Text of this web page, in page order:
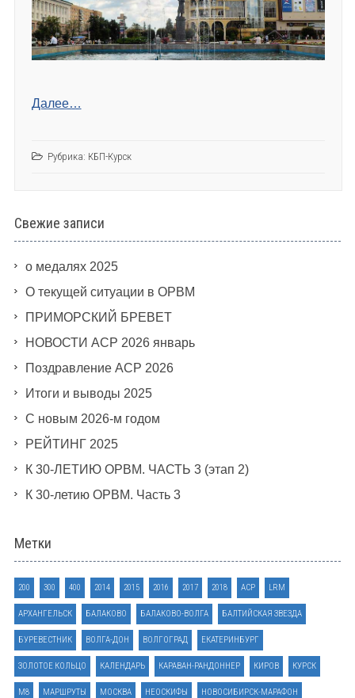
Далее…
Рубрика: КБП-Курск
Свежие записи
о медалях 2025
О текущей ситуации в ОРВМ
ПРИМОРСКИЙ БРЕВЕТ
НОВОСТИ АСР 2026 январь
Поздравление АСР 2026
Итоги и выводы 2025
С новым 2026-м годом
РЕЙТИНГ 2025
К 30-ЛЕТИЮ ОРВМ. ЧАСТЬ 3 (этап 2)
К 30-летию ОРВМ. Часть 3
Метки
200 300 400 2014 2015 2016 2017 2018 ACP LRM
АРХАНГЕЛЬСК БАЛАКОВО БАЛАКОВО-ВОЛГА БАЛТИЙСКАЯ ЗВЕЗДА
БУРЕВЕСТНИК ВОЛГА-ДОН ВОЛГОГРАД ЕКАТЕРИНБУРГ
ЗОЛОТОЕ КОЛЬЦО КАЛЕНДАРЬ КАРАВАН-РАНДОННЕР КИРОВ КУРСК
М8 МАРШРУТЫ МОСКВА НЕОСКИФЫ НОВОСИБИРСК-МАРАФОН